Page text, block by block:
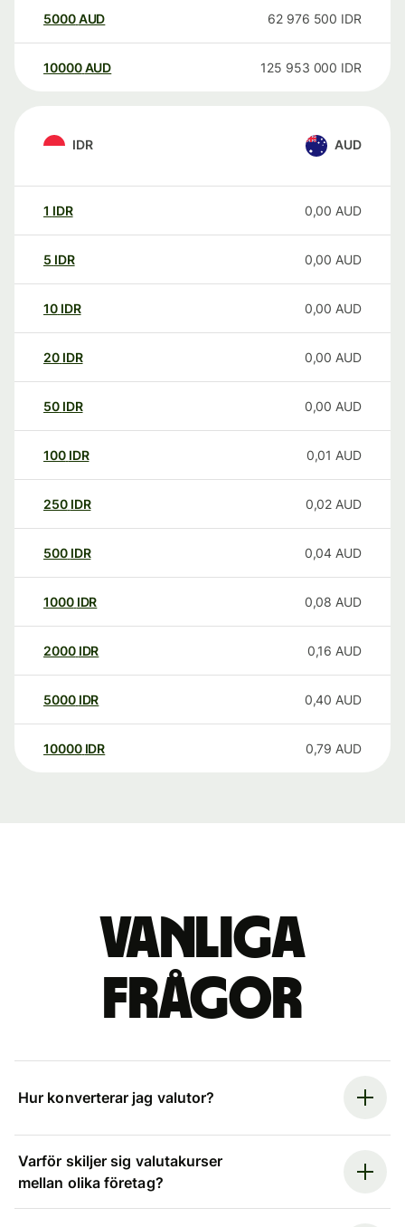
5000AUD 62 976 500 IDR
10000 AUD 125 953 000 IDR
IDR AUD
1 IDR 0,00 AUD
5 IDR 0,00 AUD
10 IDR 0,00 AUD
20 IDR 0,00 AUD
50 IDR 0,00 AUD
100 IDR 0,01 AUD
250 IDR 0,02 AUD
500 IDR 0,04 AUD
1000 IDR 0,08 AUD
2000 IDR 0,16 AUD
5000 IDR 0,40 AUD
10000 IDR 0,79 AUD
Vanliga
frågor
Hur konverterar jag valutor?
Varför skiljer sig valutakurser
mellan olika företag?